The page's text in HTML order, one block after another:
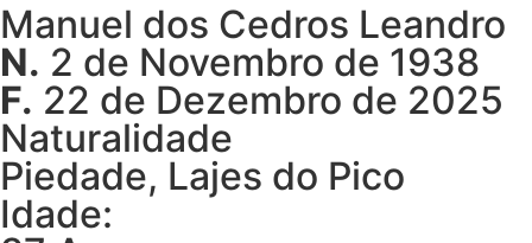
Manuel dos Cedros Leandro
N. 2 de Novembro de 1938
F. 22 de Dezembro de 2025
Naturalidade
Piedade, Lajes do Pico
Idade: